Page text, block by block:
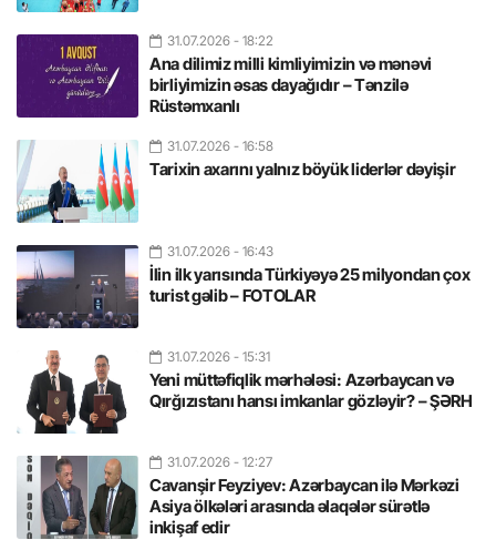
31.07.2026 - 18:22
Ana dilimiz milli kimliyimizin və mənəvi
birliyimizin əsas dayağıdır – Tənzilə
Rüstəmxanlı
31.07.2026 - 16:58
Tarixin axarını yalnız böyük liderlər dəyişir
31.07.2026 - 16:43
İlin ilk yarısında Türkiyəyə 25 milyondan çox
turist gəlib – FOTOLAR
31.07.2026 - 15:31
Yeni müttəfiqlik mərhələsi: Azərbaycan və
Qırğızıstanı hansı imkanlar gözləyir? – ŞƏRH
31.07.2026 - 12:27
Cavanşir Feyziyev: Azərbaycan ilə Mərkəzi
Asiya ölkələri arasında əlaqələr sürətlə
inkişaf edir